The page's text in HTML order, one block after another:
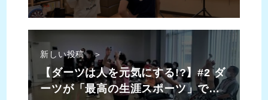
なダーツの教え方
新しい投稿 ＞
【ダーツは人を元気にする!?】#2 ダ
ーツが「最高の生涯スポーツ」であ